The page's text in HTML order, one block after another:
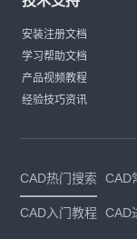
安装注册文档
学习帮助文档
产品视频教程
经验技巧资讯
CAD热门搜索 CAD
CAD入门教程 CAD